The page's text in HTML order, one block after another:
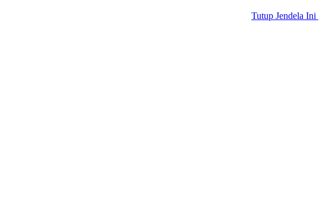
Tutup Jendela Ini